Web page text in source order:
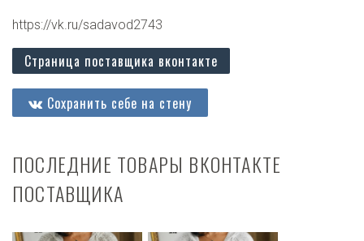
https://vk.ru/sadavod2743
Страница поставщика вконтакте
Сохранить себе на стену
ПОСЛЕДНИЕ ТОВАРЫ ВКОНТАКТЕ
ПОСТАВЩИКА